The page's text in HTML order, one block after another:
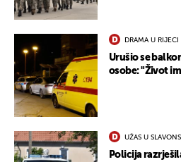
DRAMA U RIJECI
Urušio se
osobe: "Život
UŽAS U
Policija